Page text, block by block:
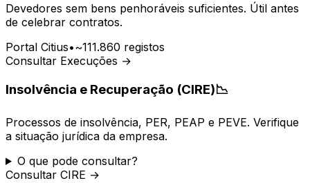
Devedores sem bens penhoráveis suficientes. Útil antes
de celebrar contratos.
Portal Citius•~111.860 registos
Consultar Execuções →
Insolvência e Recuperação (CIRE)📉
Processos de insolvência, PER, PEAP e PEVE. Verifique
a situação jurídica da empresa.
O que pode consultar?
Consultar CIRE →